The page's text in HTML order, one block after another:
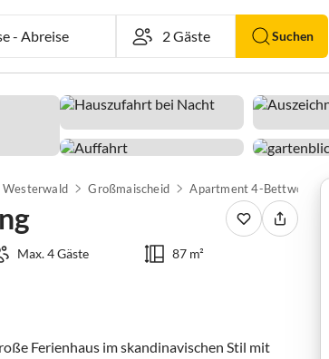
-Abreise Suchen
Westerwald Großmaischeid Apartment 4-Bettwohnung
Max. 4 Gäste 87 m²
Ferienhaus im skandinavischen Stil mit